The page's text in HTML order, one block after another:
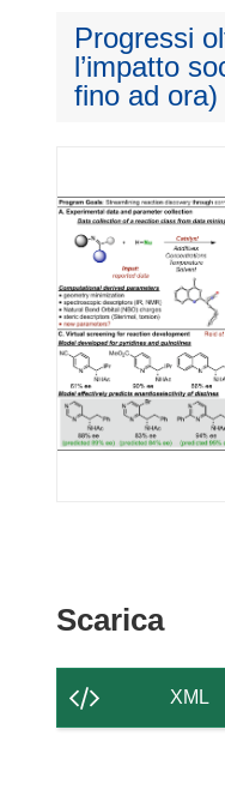
Progressi
l’impatto
fino ad ora)
Scarica
XML